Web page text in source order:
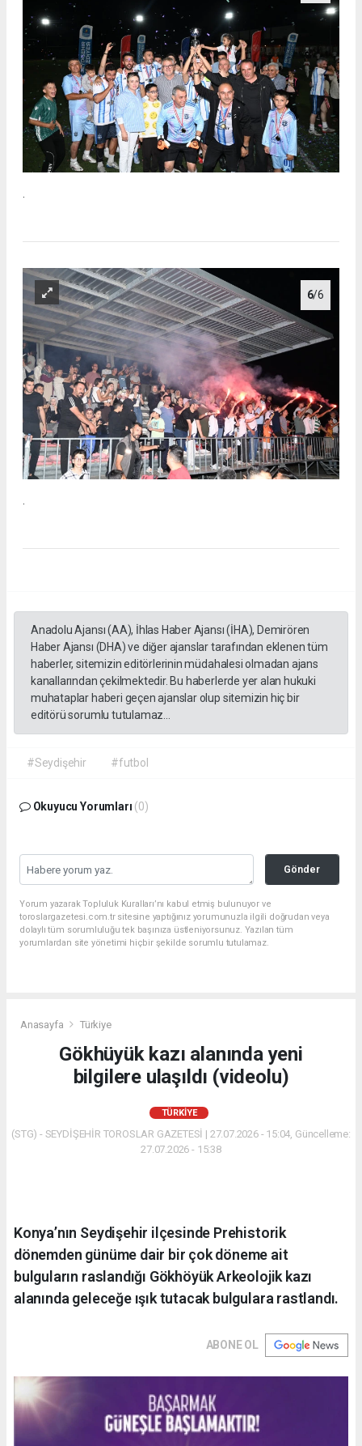
.
6/6
.
Anadolu Ajansı (AA), İhlas Haber Ajansı (İHA), Demirören
Haber Ajansı (DHA) ve diğer ajanslar tarafından eklenen tüm
haberler, sitemizin editörlerinin müdahalesi olmadan ajans
kanallarından çekilmektedir. Bu haberlerde yer alan hukuki
muhataplar haberi geçen ajanslar olup sitemizin hiç bir
editörü sorumlu tutulamaz...
#Seydişehir #futbol
Okuyucu Yorumları (0)
Gönder
Yorum yazarak Topluluk Kuralları’nı kabul etmiş bulunuyor ve
toroslargazetesi.com.tr sitesine yaptığınız yorumunuzla ilgili doğrudan veya
dolaylı tüm sorumluluğu tek başınıza üstleniyorsunuz. Yazılan tüm
yorumlardan site yönetimi hiçbir şekilde sorumlu tutulamaz.
Anasayfa Türkiye
Gökhüyük kazı alanında yeni
bilgilere ulaşıldı (videolu)
TÜRKIYE
(STG) - SEYDİŞEHİR TOROSLAR GAZETESİ | 27.07.2026 - 15:04, Güncelleme:
27.07.2026 - 15:38
Konya’nın Seydişehir ilçesinde Prehistorik
dönemden günüme dair bir çok döneme ait
bulguların raslandığı Gökhöyük Arkeolojik kazı
alanında geleceğe ışık tutacak bulgulara rastlandı.
ABONE OL